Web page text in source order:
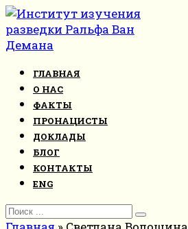
Перейти
к
контенту
ГЛАВНАЯ
О НАС
ФАКТЫ
ПРОНАЦИСТЫ
ДОКЛАДЫ
БЛОГ
КОНТАКТЫ
ENG
Search
for: